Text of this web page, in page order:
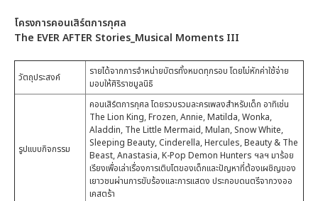
โครงการคอนเสิร์ตการกุศล
The EVER AFTER Stories_Musical Moments III
วัตถุประสงค์
รายได้จากการจำหน่ายบัตรทั้งหมดทุกรอบ โดยไม่หักค่าใช้จ่าย
มอบให้ศิริราชมูลนิธิ
รูปแบบกิจกรรม
คอนเสิร์ตการกุศล โดยรวบรวมละครเพลงสำหรับเด็ก อาทิเช่น
The Lion King, Frozen, Annie, Matilda, Wonka,
Aladdin, The Little Mermaid, Mulan, Snow White,
Sleeping Beauty, Cinderella, Hercules, Beauty & The
Beast, Anastasia, K-Pop Demon Hunters ฯลฯ มาร้อย
เรียงเพื่อเล่าเรื่องการเติบโตของเด็กและปัญหาที่ต้องเผชิญของ
เยาวชนผ่านการขับร้องและการแสดง ประกอบดนตรีจากวงออ
เคสตร้า